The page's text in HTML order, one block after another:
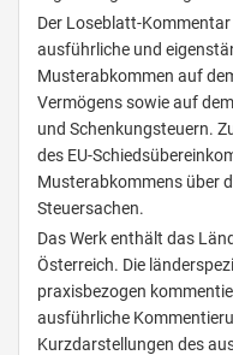
Der Loseblatt-
ausführliche und
Musterabkommen auf
Vermögens sowie auf
und Schenkungsteuern.
des EU-
Musterabkommens über
Steuersachen.
Das Werk enthält das
Österreich. Die
praxisbezogen
ausführliche
Kurzdarstellungen des